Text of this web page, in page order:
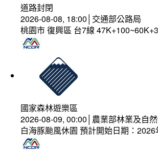
道路封閉
2026-08-08, 18:00│交通部公路局
桃園市 復興區 台7線
國家森林遊樂區
2026-08-09, 00:00│農業部林業及自
白海豚颱風休園 預計開始日期：